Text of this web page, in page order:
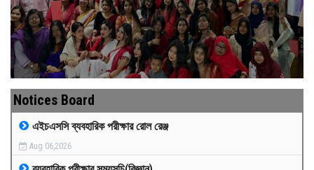
FACULTIES
ACADEMICS
GALLERY
MEDIA
Notices Board
এইচএসসি ব্যবহারিক পরীক্ষার রোল রেঞ্জ
Aug 06,2026